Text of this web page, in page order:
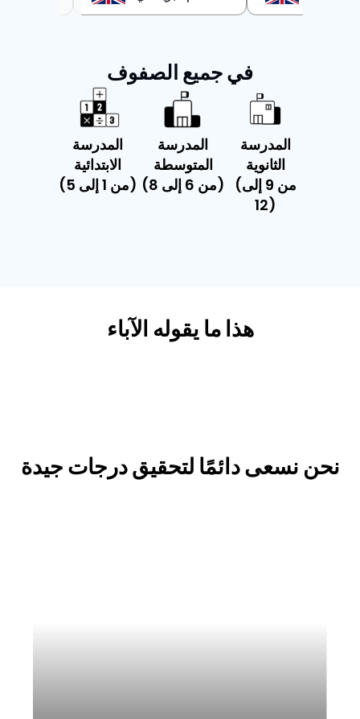
في جميع الصفوف
المدرسة
الابتدائية
(من 1 إلى 5)
المدرسة
المتوسطة
(من 6 إلى 8)
المدرسة
الثانوية
(من 9 إلى
12)
هذا ما يقوله الآباء
نحن نسعى دائمًا لتحقيق درجات جيدة